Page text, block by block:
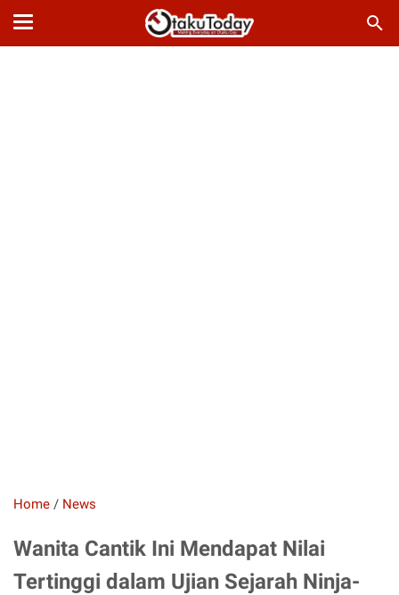
Home / News
Wanita Cantik Ini Mendapat Nilai
Tertinggi dalam Ujian Sejarah Ninja-